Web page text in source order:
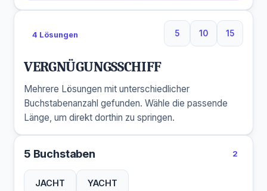
4 Lösungen 5
5 Buchstaben
10
10 Buchstaben
15
15
VERGNÜGUNGSSCHIFF
Mehrere Lösungen mit unterschiedlicher
Buchstabenanzahl gefunden. Wähle die passende
Länge, um direkt dorthin zu springen.
5 Buchstaben 2
JACHT YACHT